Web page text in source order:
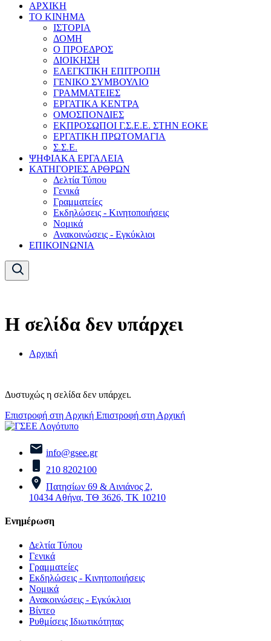
ΑΡΧΙΚΗ
ΤΟ ΚΙΝΗΜΑ
ΙΣΤΟΡΙΑ
ΔΟΜΗ
Ο ΠΡΟΕΔΡΟΣ
ΔΙΟΙΚΗΣΗ
ΕΛΕΓΚΤΙΚΗ ΕΠΙΤΡΟΠΗ
ΓΕΝΙΚΟ ΣΥΜΒΟΥΛΙΟ
ΓΡΑΜΜΑΤΕΙΕΣ
ΕΡΓΑΤΙΚΑ ΚΕΝΤΡΑ
ΟΜΟΣΠΟΝΔΙΕΣ
ΕΚΠΡΟΣΩΠΟΙ Γ.Σ.Ε.Ε. ΣΤΗΝ ΕΟΚΕ
ΕΡΓΑΤΙΚΗ ΠΡΩΤΟΜΑΓΙΑ
Σ.Σ.Ε.
ΨΗΦΙΑΚΑ ΕΡΓΑΛΕΙΑ
ΚΑΤΗΓΟΡΙΕΣ ΑΡΘΡΩΝ
Δελτία Τύπου
Γενικά
Γραμματείες
Εκδηλώσεις - Κινητοποιήσεις
Νομικά
Ανακοινώσεις - Εγκύκλιοι
ΕΠΙΚΟΙΝΩΝΙΑ
Η σελίδα δεν υπάρχει
Αρχική
Δυστυχώς η σελίδα δεν υπάρχει.
Επιστροφή στη Αρχική Επιστροφή στη Αρχική
info@gsee.gr
210 8202100
Πατησίων 69 & Αινιάνος 2,
10434 Αθήνα, ΤΘ 3626, ΤΚ 10210
Ενημέρωση
Δελτία Τύπου
Γενικά
Γραμματείες
Εκδηλώσεις - Κινητοποιήσεις
Νομικά
Ανακοινώσεις - Εγκύκλιοι
Βίντεο
Ρυθμίσεις Ιδιωτικότητας